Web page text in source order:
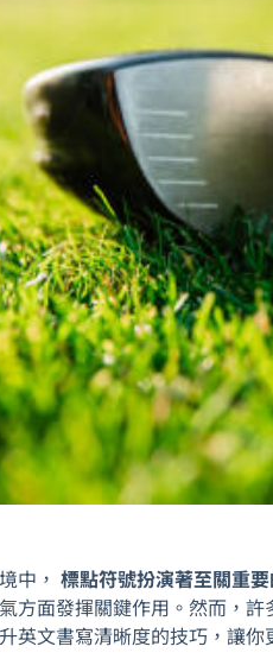
中， 標點符號扮演著至關重
方面發揮關鍵作用。然而，
英文書寫清晰度的技巧，讓你